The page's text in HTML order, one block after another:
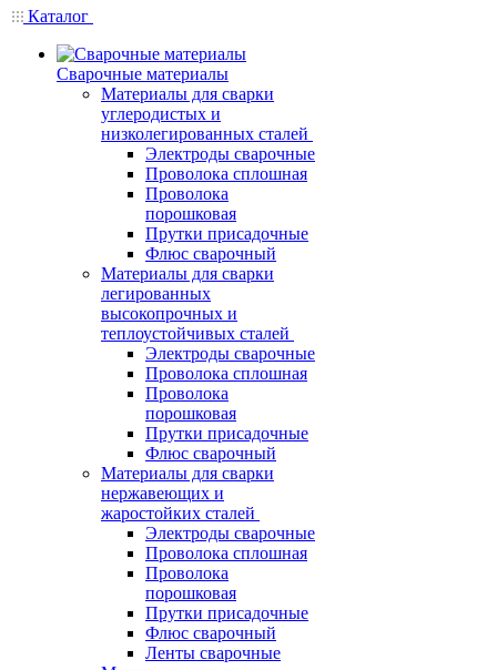
Каталог
Сварочные материалы
Материалы для сварки
углеродистых и
низколегированных сталей
Электроды сварочные
Проволока сплошная
Проволока
порошковая
Прутки присадочные
Флюс сварочный
Материалы для сварки
легированных
высокопрочных и
теплоустойчивых сталей
Электроды сварочные
Проволока сплошная
Проволока
порошковая
Прутки присадочные
Флюс сварочный
Материалы для сварки
нержавеющих и
жаростойких сталей
Электроды сварочные
Проволока сплошная
Проволока
порошковая
Прутки присадочные
Флюс сварочный
Ленты сварочные